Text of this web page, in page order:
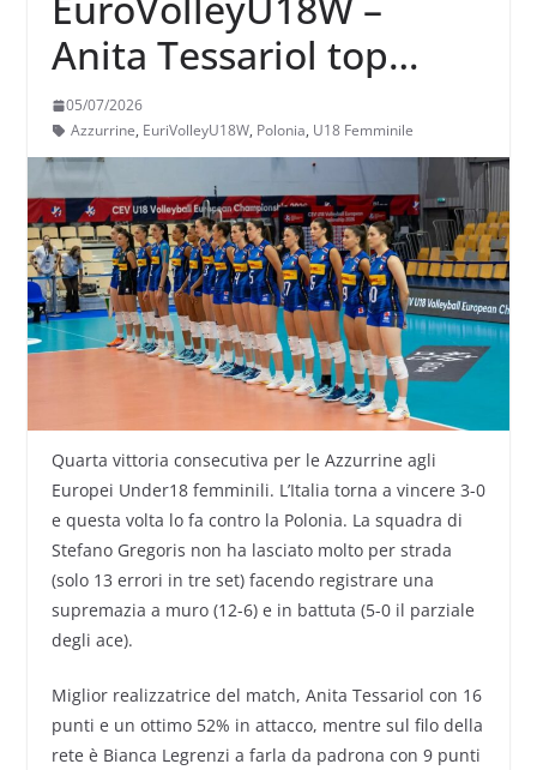
Anita Tessariol top
scorer nella vittoria n.4
dell’Italia
05/07/2026
Azzurrine, EuriVolleyU18W, Polonia, U18 Femminile
Quarta vittoria consecutiva per le Azzurrine agli
Europei Under18 femminili. L’Italia torna a vincere 3-0
e questa volta lo fa contro la Polonia. La squadra di
Stefano Gregoris non ha lasciato molto per strada
(solo 13 errori in tre set) facendo registrare una
supremazia a muro (12-6) e in battuta (5-0 il parziale
degli ace).
Miglior realizzatrice del match, Anita Tessariol con 16
punti e un ottimo 52% in attacco, mentre sul filo della
rete è Bianca Legrenzi a farla da padrona con 9 punti